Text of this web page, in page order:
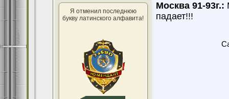
Я отменил последнюю
букву латинского алфавита!
Москва 91-93г.:
падает!!!